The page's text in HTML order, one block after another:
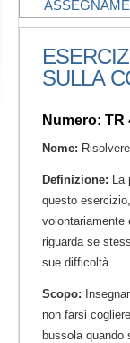
SULLA
Numero: TR
Nome:
Definizione: La
questo
volontariamente
riguarda se
sue difficoltà.
Scopo:
non farsi
bussola quando